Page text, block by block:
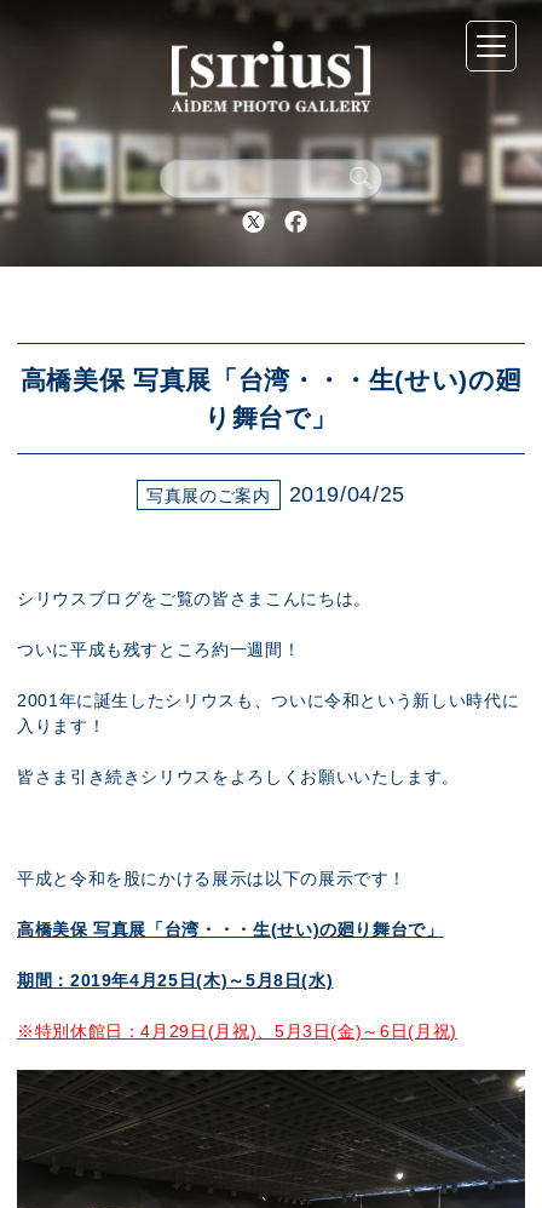
Twitter Facebook
高橋美保 写真展「台湾・・・生(せい)の廻
り舞台で」
写真展のご案内 2019/04/25
シリウスブログをご覧の皆さまこんにちは。
ついに平成も残すところ約一週間！
2001年に誕生したシリウスも、ついに令和という新しい時代に
入ります！
皆さま引き続きシリウスをよろしくお願いいたします。
平成と令和を股にかける展示は以下の展示です！
高橋美保 写真展「台湾・・・生(せい)の廻り舞台で」
期間：2019年4月25日(木)～5月8日(水)
※特別休館日：4月29日(月祝)、5月3日(金)～6日(月祝)
シリウスについて
展示スケジュール
アクセス
ブログ